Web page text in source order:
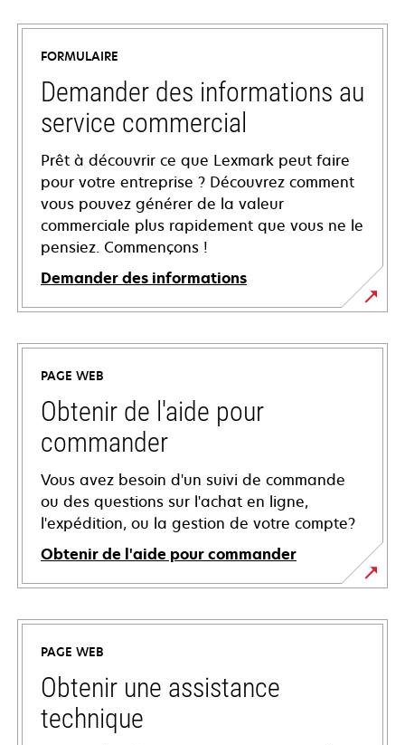
FORMULAIRE
Demander des informations au
service commercial
Prêt à découvrir ce que Lexmark peut faire
pour votre entreprise ? Découvrez comment
vous pouvez générer de la valeur
commerciale plus rapidement que vous ne le
pensiez. Commençons !
Demander des informations
PAGE WEB
Obtenir de l'aide pour
commander
Vous avez besoin d'un suivi de commande
ou des questions sur l'achat en ligne,
l'expédition, ou la gestion de votre compte?
Obtenir de l'aide pour commander
PAGE WEB
Obtenir une assistance
technique